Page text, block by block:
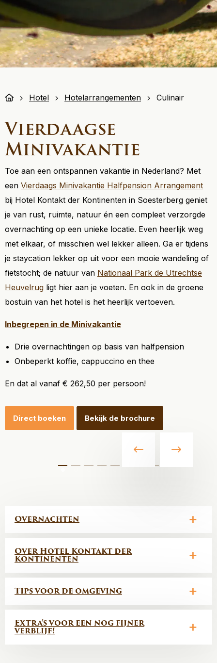
Hotel Hotelarrangementen Culinair
Vierdaagse
Minivakantie
Toe aan een ontspannen vakantie in Nederland? Met
een Vierdaags Minivakantie Halfpension Arrangement
bij Hotel Kontakt der Kontinenten in Soesterberg geniet
je van rust, ruimte, natuur én een compleet verzorgde
overnachting op een unieke locatie. Even heerlijk weg
met elkaar, of misschien wel lekker alleen. Ga er tijdens
je staycation lekker op uit voor een mooie wandeling of
fietstocht; de natuur van Nationaal Park de Utrechtse
Heuvelrug ligt hier aan je voeten. En ook in de groene
bostuin van het hotel is het heerlijk vertoeven.
Inbegrepen in de Minivakantie
Drie overnachtingen op basis van halfpension
Onbeperkt koffie, cappuccino en thee
En dat al vanaf € 262,50 per persoon!
Direct boeken Bekijk de brochure
Overnachten
Over Hotel Kontakt der
Kontinenten
Tips voor de omgeving
Extra’s voor een nog fijner
verblijf!